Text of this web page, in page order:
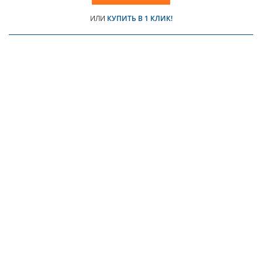
ИЛИ КУПИТЬ В 1 КЛИК!